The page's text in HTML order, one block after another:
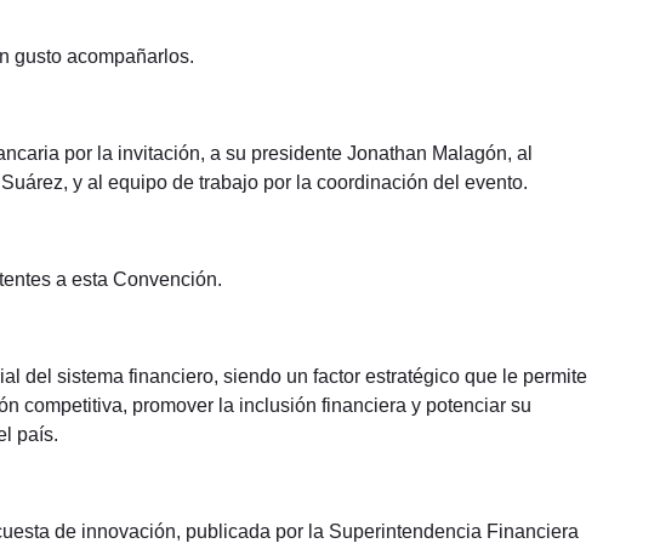
gusto acompañarlos.
por la invitación, a su presidente Jonathan Malagón, al
y al equipo de trabajo por la coordinación del evento.
a esta Convención.
del sistema financiero, siendo un factor estratégico que le permite
competitiva, promover la inclusión financiera y potenciar su
país.
de innovación, publicada por la Superintendencia Financiera